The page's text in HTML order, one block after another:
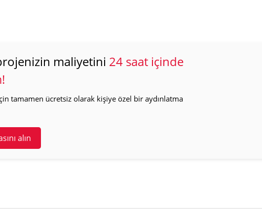
maliyetini 24 saat içinde
tamamen ücretsiz olarak kişiye özel bir aydınlatma
alın